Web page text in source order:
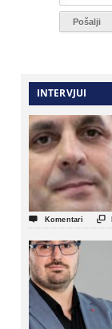
INTERVJUI
 Komentari 